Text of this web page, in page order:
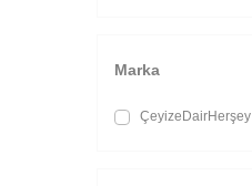
Marka
ÇeyizeDairHerşey